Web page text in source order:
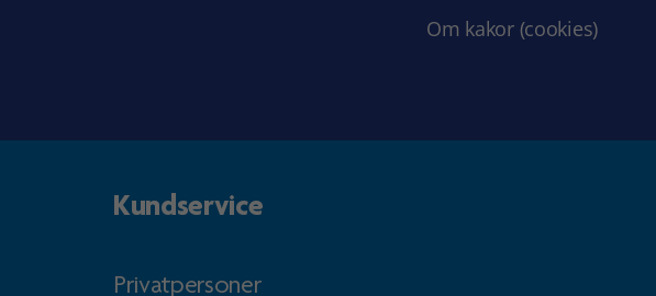
Om kakor (cookies)
Kundservice
Privatpersoner